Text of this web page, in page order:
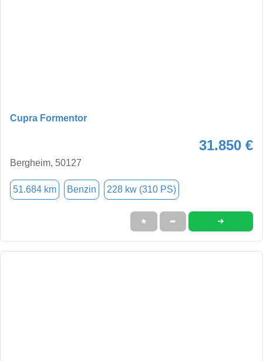
Cupra Formentor
31.850 €
Bergheim, 50127
51.684 km Benzin 228 kw (310 PS)
★ ➦ ➜